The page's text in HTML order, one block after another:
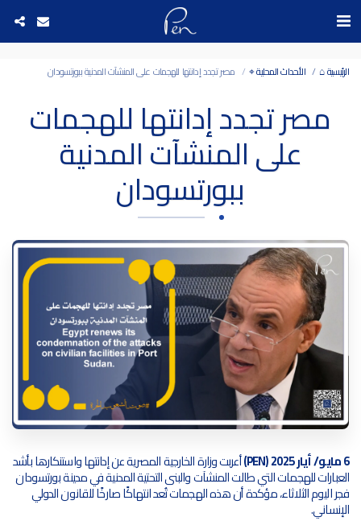
الرئيسية ⌂ الأحداث المحلية ⌖ مصر تجدد إدانتها للهجمات على المنشآت المدنية ببورتسودان
مصر تجدد إدانتها للهجمات
على المنشآت المدنية
ببورتسودان
6 مايو/ أيار 2025 (PEN) أعربت وزارة الخارجية المصرية عن إدانتها واستنكارها بأشد
العبارات للهجمات التي طالت المنشآت والبنى التحتية المدنية في مدينة بورتسودان
فجر اليوم الثلاثاء، مؤكدة أن هذه الهجمات تُعد انتهاكًا صارخًا للقانون الدولي
الإنساني.